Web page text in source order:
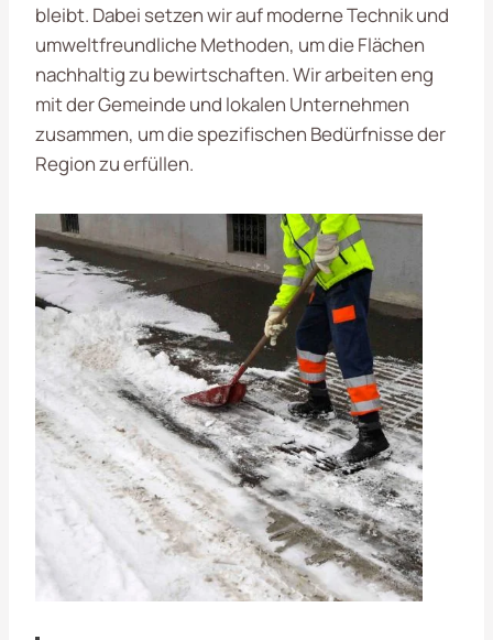
bleibt. Dabei setzen wir auf moderne Technik und
umweltfreundliche Methoden, um die Flächen
nachhaltig zu bewirtschaften. Wir arbeiten eng
mit der Gemeinde und lokalen Unternehmen
zusammen, um die spezifischen Bedürfnisse der
Region zu erfüllen.